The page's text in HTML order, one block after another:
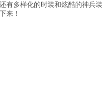
有多样化的时装和炫酷的神兵装
来！